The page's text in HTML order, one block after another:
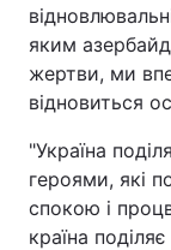
яким
жертви, ми
відновиться
"Україна
героями, які
спокою і
країна